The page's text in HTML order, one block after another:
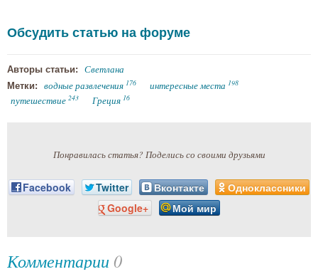
Обсудить статью на форуме
Авторы статьи: Светлана
Метки: водные развлечения 176 интересные места 198
путешествие 243 Греция 16
Понравилась статья? Поделись со своими друзьями
Facebook Twitter Вконтакте
Одноклассники
Google+
Мой мир
Комментарии 0